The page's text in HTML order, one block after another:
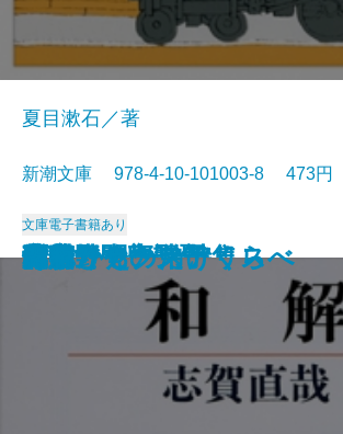
猟銃・闘牛
ヴェルレーヌ詩集
草枕
斜陽
高村光太郎詩集
歌行燈・高野聖
土
真実一路
老妓抄
坊っちゃん
夏目漱石／著
新潮文庫 978-4-10-101003-8 473円
文庫電子書籍あり
和解
ヰタ・セクスアリス
出家とその弟子
にごりえ・たけくらべ
武蔵野
白痴
青年
雁
それから
門